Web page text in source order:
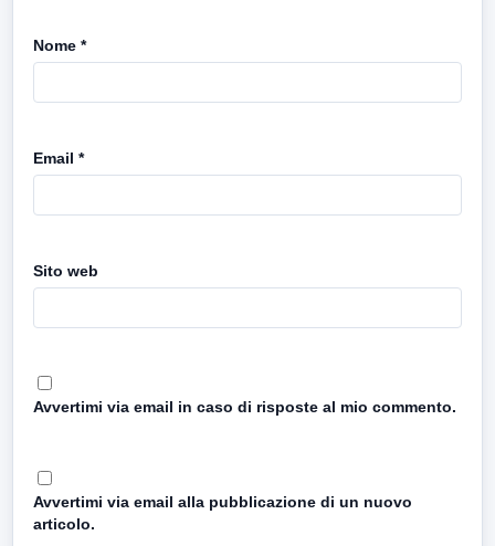
Nome *
Email *
Sito web
Avvertimi via email in caso di risposte al mio commento.
Avvertimi via email alla pubblicazione di un nuovo
articolo.